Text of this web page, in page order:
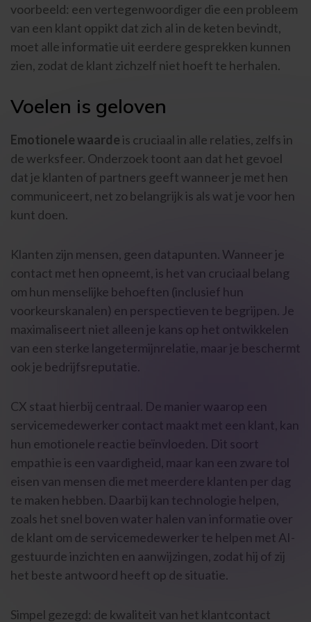
voorbeeld: een vertegenwoordiger die een probleem
van een klant oppikt dat zich al in de keten bevindt,
moet alle informatie uit eerdere gesprekken kunnen
zien, zodat de klant zichzelf niet hoeft te herhalen.
Voelen is geloven
Emotionele waardeis cruciaal in alle relaties, zelfs in
de werksfeer. Onderzoek toont aan dat het gevoel
dat je klanten of partners geeft wanneer je met hen
communiceert, net zo belangrijk is als wat je voor hen
kunt doen.
Klanten zijn mensen, geen datapunten. Wanneer je
contact met hen opneemt, is het van cruciaal belang
om hun menselijke behoeften (inclusief hun
voorkeurskanalen) en perspectieven te begrijpen. Je
maximaliseert niet alleen je kans op het ontwikkelen
van een sterke langetermijnrelatie, maar je beschermt
ook je bedrijfsreputatie.
CX staat hierbij centraal. De manier waarop een
servicemedewerker contact maakt met een klant, kan
hun emotionele reactie beïnvloeden. Dit soort
empathie is een vaardigheid, maar kan een zware tol
eisen van mensen die met meerdere klanten per dag
te maken hebben. Daarbij kan technologie helpen,
zoals het snel boven water halen van informatie over
de klant om de servicemedewerker te helpen met AI-
gestuurde inzichten en aanwijzingen, zodat hij of zij
het beste antwoord heeft op de situatie.
Simpel gezegd: de kwaliteit van het klantcontact